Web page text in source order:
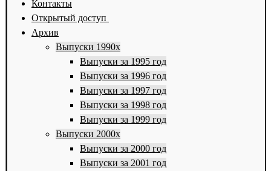
Контакты
Открытый доступ
Архив
Выпуски 1990х
Выпуски за 1995 год
Выпуски за 1996 год
Выпуски за 1997 год
Выпуски за 1998 год
Выпуски за 1999 год
Выпуски 2000х
Выпуски за 2000 год
Выпуски за 2001 год